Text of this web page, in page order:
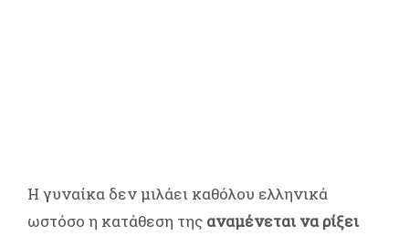
Η γυναίκα δεν μιλάει καθόλου ελληνικά
ωστόσο η κατάθεση της αναμένεται να ρίξει